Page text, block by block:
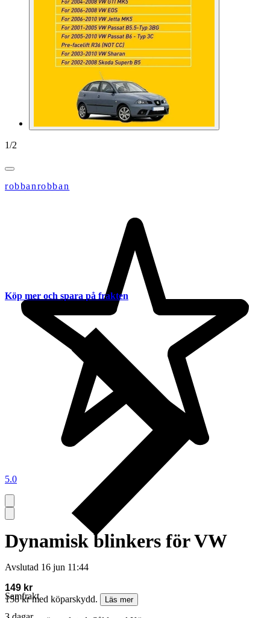
1/2
robbanrobban
5.0
Dynamisk blinkers för VW
Avslutad 16 jun 11:44
149 kr
158 kr med köparskydd.
Läs mer
Köp mer och spara på frakten
Samfrakt